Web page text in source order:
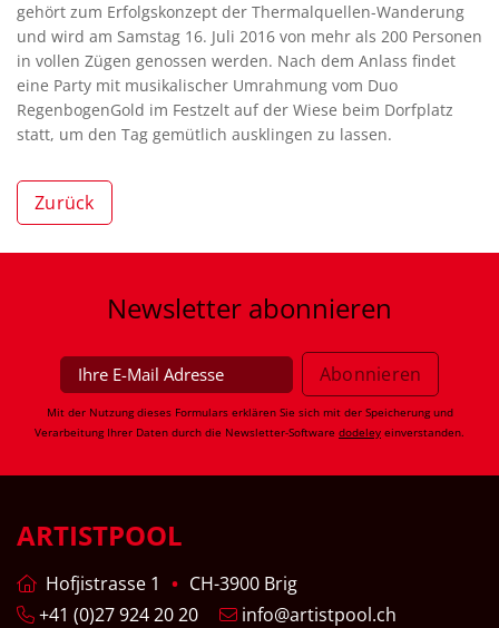
gehört zum Erfolgskonzept der Thermalquellen-Wanderung
und wird am Samstag 16. Juli 2016 von mehr als 200 Personen
in vollen Zügen genossen werden. Nach dem Anlass findet
eine Party mit musikalischer Umrahmung vom Duo
RegenbogenGold im Festzelt auf der Wiese beim Dorfplatz
statt, um den Tag gemütlich ausklingen zu lassen.
Zurück
Newsletter abonnieren
Mit der Nutzung dieses Formulars erklären Sie sich mit der Speicherung und
Verarbeitung Ihrer Daten durch die Newsletter-Software dodeley einverstanden.
ARTISTPOOL
Hofjistrasse 1
CH-3900 Brig
+41 (0)27 924 20 20
info@artistpool.ch